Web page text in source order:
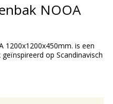
NOOA
1200x1200x450mm. is een
op Scandinavisch